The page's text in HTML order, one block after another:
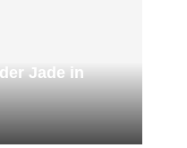
Jade in